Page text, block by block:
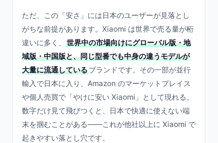
ただ、この「安さ」には日本のユーザーが見落とし
がちな前提があります。Xiaomi は世界で売る量が桁
違いに多く、
世界中の市場向けにグローバル版・地
域版・中国版と、同じ型番でも中身の違うモデルが
大量に流通しているブランドです。その一部が並行
輸入で日本に入り、Amazon のマーケットプレイス
や個人売買で「やけに安い Xiaomi」として現れる。
数字だけ見て飛びつくと、日本で快適に使えない端
末を掴むことがある——これが他社以上に Xiaomi で
起きやすい落とし穴です。